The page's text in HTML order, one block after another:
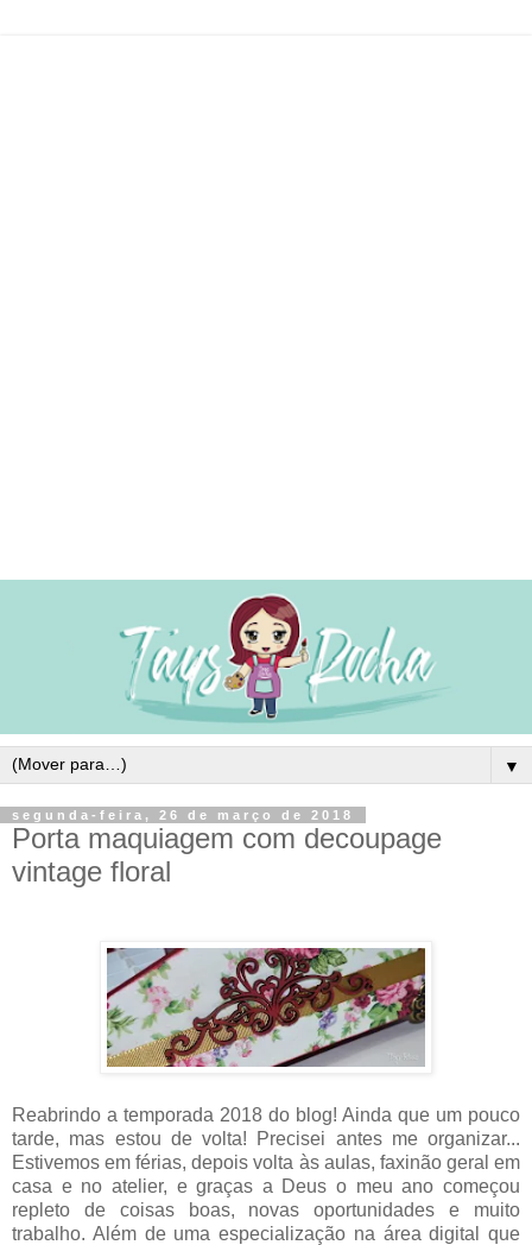
▼
segunda-feira, 26 de março de 2018
Porta maquiagem com decoupage
vintage floral
Reabrindo a temporada 2018 do blog! Ainda que um pouco
tarde, mas estou de volta! Precisei antes me organizar...
Estivemos em férias, depois volta às aulas, faxinão geral em
casa e no atelier, e graças a Deus o meu ano começou
repleto de coisas boas, novas oportunidades e muito
trabalho. Além de uma especialização na área digital que